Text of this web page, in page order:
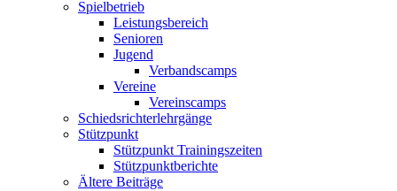
Spielbetrieb
Leistungsbereich
Senioren
Jugend
Verbandscamps
Vereine
Vereinscamps
Schiedsrichterlehrgänge
Stützpunkt
Stützpunkt Trainingszeiten
Stützpunktberichte
Ältere Beiträge